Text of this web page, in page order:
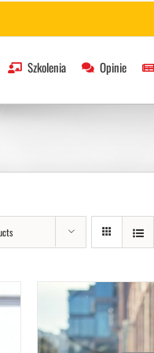
Szkolenia Opinie